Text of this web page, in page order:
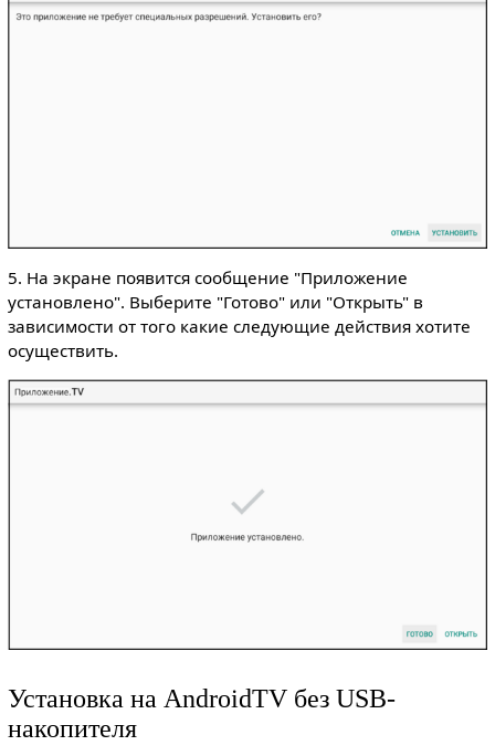
5. На экране появится сообщение "Приложение
установлено". Выберите "Готово" или "Открыть" в
зависимости от того какие следующие действия хотите
осуществить.
Установка на AndroidTV без USB-
накопителя